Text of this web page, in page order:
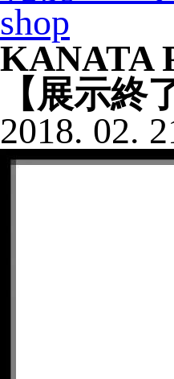
shop
KANATA
【展示終
2018. 02.